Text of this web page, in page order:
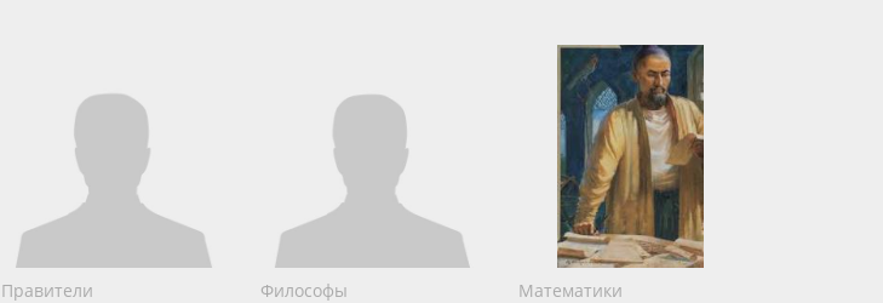
Правители Философы Математики